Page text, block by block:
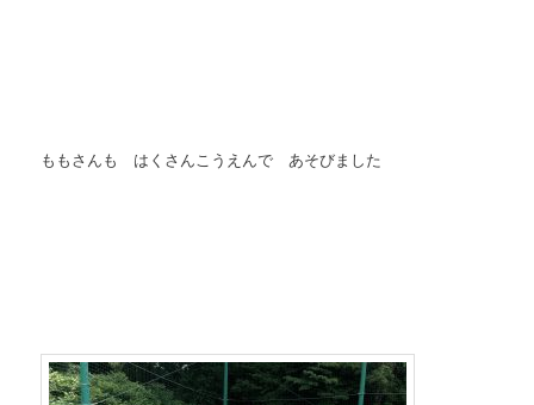
ももさんも はくさんこうえんで あそびました